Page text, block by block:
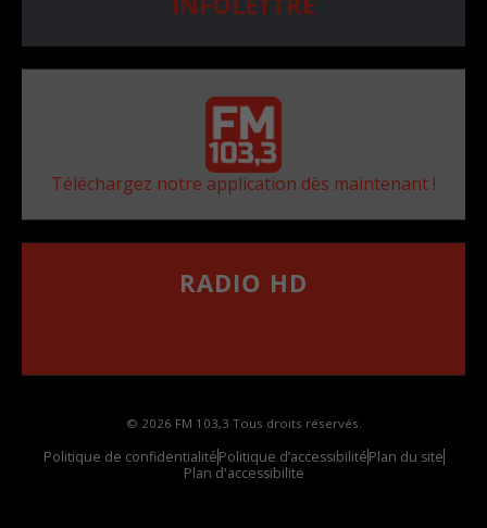
Téléchargez notre application dès maintenant !
RADIO HD
© 2026 FM 103,3 Tous droits réservés.
Politique de confidentialitéPolitique d’accessibilitéPlan du site
Plan d'accessibilite